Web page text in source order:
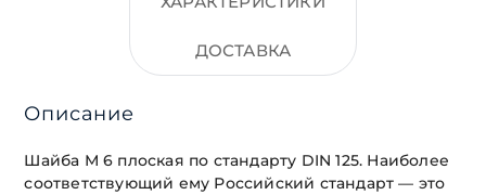
ДОСТАВКА
Описание
Шайба М 6 плоская по стандарту DIN 125. Наиболее
соответствующий ему Российский стандарт — это